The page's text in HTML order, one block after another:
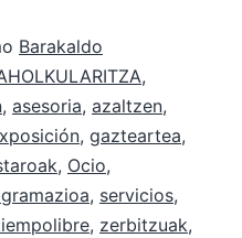
Barakaldo
,
, asesoria, azaltzen,
, gazteartea,
, Ocio,
, servicios,
, zerbitzuak,